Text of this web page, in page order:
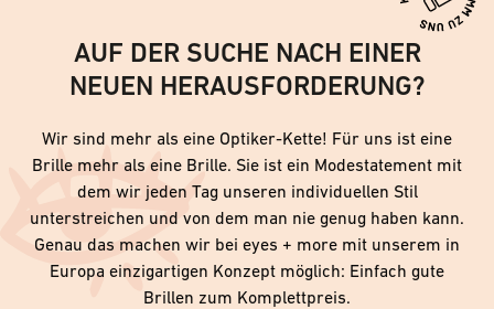
AUF DER SUCHE NACH EINER
NEUEN HERAUSFORDERUNG?
Wir sind mehr als eine Optiker-Kette! Für uns ist eine
Brille mehr als eine Brille. Sie ist ein Modestatement mit
dem wir jeden Tag unseren individuellen Stil
unterstreichen und von dem man nie genug haben kann.
Genau das machen wir bei eyes + more mit unserem in
Europa einzigartigen Konzept möglich: Einfach gute
Brillen zum Komplettpreis.